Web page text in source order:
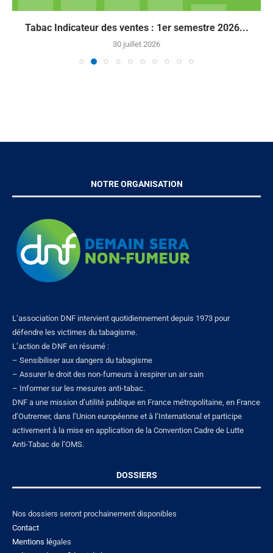
Tabac Indicateur des ventes : 1er semestre 2026...
30 juillet 2026
NOTRE ORGANISATION
L’association DNF intervient quotidiennement depuis 1973 pour
défendre les victimes du tabagisme.
L’action de DNF en résumé :
– Sensibiliser aux dangers du tabagisme
– Assurer le droit des non-fumeurs à respirer un air sain
– Informer sur les mesures anti-tabac.
DNF a une mission d’utilité publique en France métropolitaine, en France
d’Outremer, dans l’Union européenne et à l’International et participe
activement à la mise en application de la Convention Cadre de Lutte
Anti-Tabac de l’OMS.
DOSSIERS
Nos dossiers seront prochainement disponibles
Contact
Mentions légales